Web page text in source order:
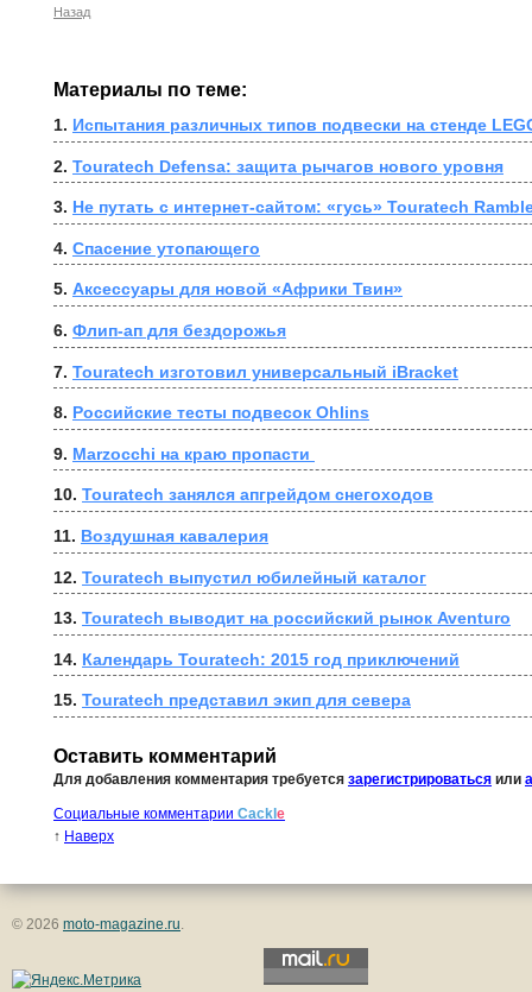
Назад
Материалы по теме:
1. Испытания различных типов подвески на стенде
2. Touratech Defensa: защита рычагов нового уровня
3. Не путать с интернет-сайтом: «гусь» Touratech
4. Спасение утопающего
5. Аксессуары для новой «Африки Твин»
6. Флип-ап для бездорожья
7. Touratech изготовил универсальный iBracket
8. Российские тесты подвесок Ohlins
9. Marzocchi на краю пропасти
10. Touratech занялся апгрейдом снегоходов
11. Воздушная кавалерия
12. Touratech выпустил юбилейный каталог
13. Touratech выводит на российский рынок Aventuro
14. Календарь Touratech: 2015 год приключений
15. Touratech представил экип для севера
Оставить комментарий
Для добавления комментария требуется зарегистрироваться или
Социальные комментарии Cackl e
↑ Наверх
© 2026 moto-magazine.ru.